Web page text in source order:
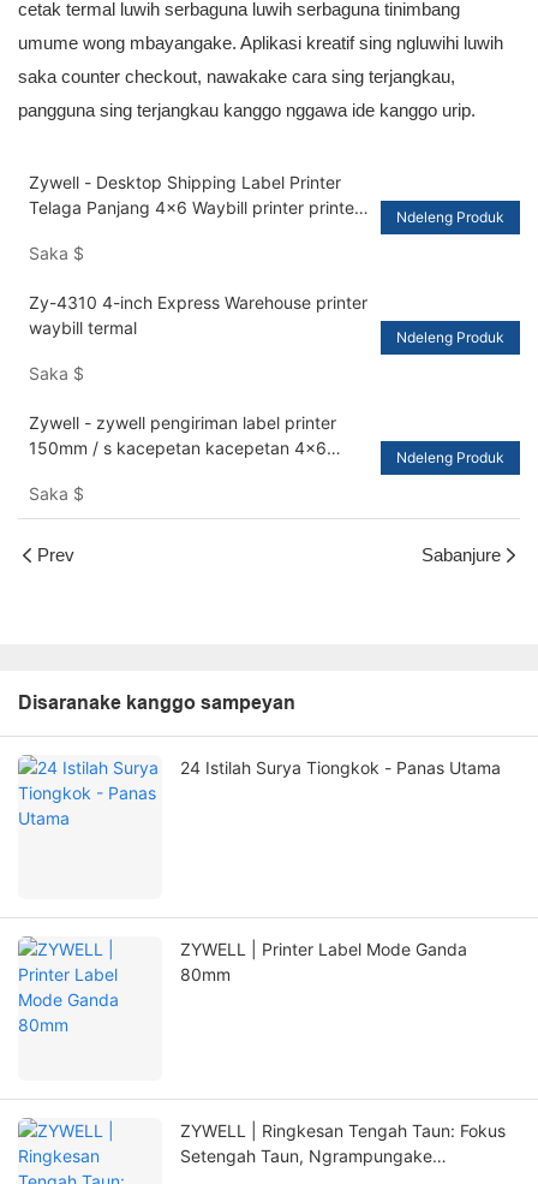
cetak termal luwih serbaguna luwih serbaguna tinimbang
umume wong mbayangake. Aplikasi kreatif sing ngluwihi luwih
saka counter checkout, nawakake cara sing terjangkau,
pangguna sing terjangkau kanggo nggawa ide kanggo urip.
Zywell - Desktop Shipping Label Printer
Telaga Panjang 4x6 Waybill printer printer
BT
Saka $
Ndeleng Produk
Zy-4310 4-inch Express Warehouse printer
waybill termal
Saka $
Ndeleng Produk
Zywell - zywell pengiriman label printer
150mm / s kacepetan kacepetan 4x6
paket USB + lan
Saka $
Ndeleng Produk
Prev Sabanjure
Disaranake kanggo sampeyan
24 Istilah Surya Tiongkok - Panas Utama
ZYWELL | Printer Label Mode Ganda
80mm
ZYWELL | Ringkesan Tengah Taun: Fokus
Setengah Taun, Ngrampungake